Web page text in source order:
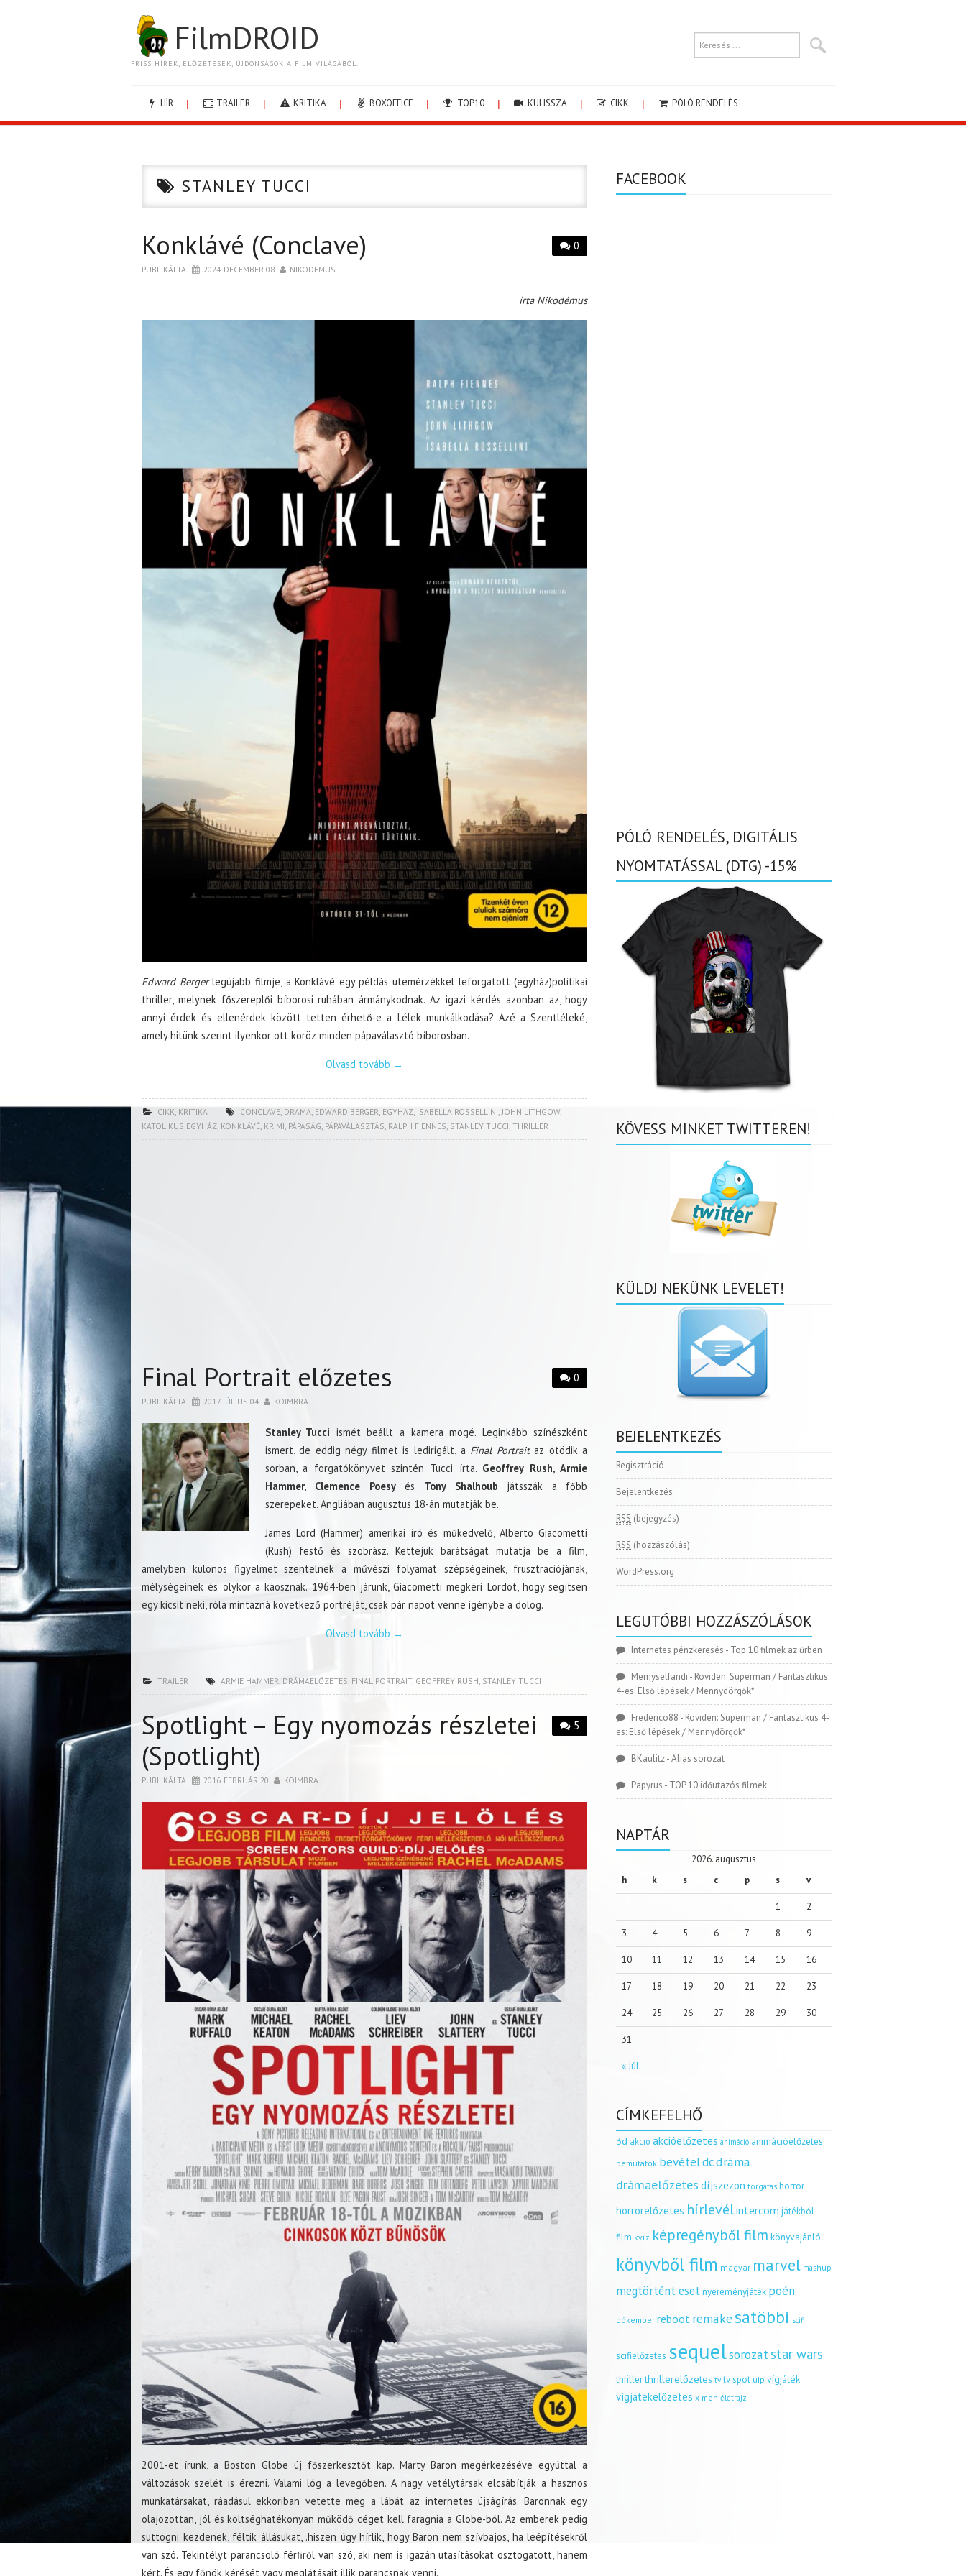
FilmDROID
FRISS HÍREK, ELŐZETESEK, ÚJDONSÁGOK A FILM VILÁGÁBÓL.
HÍR TRAILER KRITIKA BOXOFFICE TOP10 KULISSZA CIKK PÓLÓ RENDELÉS
STANLEY TUCCI
0
Konklávé (Conclave)
PUBLIKÁLTA 2024. DECEMBER 08. NIKODEMUS
írta Nikodémus
Edward Bergerlegújabb filmje, a Konklávé egy példás ütemérzékkel leforgatott (egyház)politikai
thriller, melynek főszereplői bíborosi ruhában ármánykodnak. Az igazi kérdés azonban az, hogy
annyi érdek és ellenérdek között tetten érhető-e a Lélek munkálkodása? Azé a Szentléleké,
amely hitünk szerint ilyenkor ott köröz minden pápaválasztó bíborosban.
Olvasd tovább →
CIKK, KRITIKA CONCLAVE, DRÁMA, EDWARD BERGER, EGYHÁZ, ISABELLA ROSSELLINI,JOHN LITHGOW,
KATOLIKUS EGYHÁZ, KONKLÁVÉ, KRIMI, PÁPASÁG, PÁPAVÁLASZTÁS, RALPH FIENNES, STANLEY TUCCI, THRILLER
0
Final Portrait előzetes
PUBLIKÁLTA 2017. JÚLIUS 04. KOIMBRA
Stanley Tucci ismét beállt a kamera mögé. Leginkább színészként
ismert, de eddig négy filmet is ledirigált, a Final Portraitaz ötödik a
sorban, a forgatókönyvet szintén Tucci írta. Geoffrey Rush, Armie
Hammer, Clemence Poesyés Tony Shalhoub játsszák a főbb
szerepeket. Angliában augusztus 18-án mutatják be.
James Lord (Hammer) amerikai író és műkedvelő, Alberto Giacometti
(Rush) festő és szobrász. Kettejük barátságát mutatja be a film,
amelyben különös figyelmet szentelnek a művészi folyamat szépségeinek, frusztrációjának,
mélységeinek és olykor a káosznak. 1964-ben járunk, Giacometti megkéri Lordot, hogy segítsen
egy kicsit neki, róla mintázná következő portréját, csak pár napot venne igénybe a dolog.
Olvasd tovább →
TRAILER ARMIE HAMMER, DRÁMAELŐZETES, FINAL PORTRAIT, GEOFFREY RUSH, STANLEY TUCCI
5
Spotlight – Egy nyomozás részletei
(Spotlight)
PUBLIKÁLTA 2016. FEBRUÁR 20. KOIMBRA
2001-et írunk, a Boston Globe új főszerkesztőt kap. Marty Baron megérkezéséve egyúttal a
változások szelét is érezni. Valami lóg a levegőben. A nagy vetélytársak elcsábítják a hasznos
munkatársakat, ráadásul ekkoriban vetette meg a lábát az internetes újságírás. Baronnak egy
olajozottan, jól és költséghatékonyan működő céget kell faragnia a Globe-ból. Az emberek pedig
suttogni kezdenek, féltik állásukat, .hiszen úgy hírlik, hogy Baron nem szívbajos, ha leépítésekről
van szó. Tekintélyt parancsoló férfiről van szó, aki nem is igazán utasításokat osztogatott, hanem
kért. És egy főnök kérését vagy meglátásait illik parancsnak venni.
FACEBOOK
PÓLÓ RENDELÉS, DIGITÁLIS
NYOMTATÁSSAL (DTG) -15%
KÖVESS MINKET TWITTEREN!
KÜLDJ NEKÜNK LEVELET!
BEJELENTKEZÉS
Regisztráció
Bejelentkezés
RSS (bejegyzés)
RSS (hozzászólás)
WordPress.org
LEGUTÓBBI HOZZÁSZÓLÁSOK
Internetes pénzkeresés - Top 10 filmek az űrben
Memyselfandi - Röviden: Superman / Fantasztikus
4-es: Első lépések / Mennydörgők*
Frederico88 - Röviden: Superman / Fantasztikus 4-
es: Első lépések / Mennydörgők*
BKaulitz-Alias sorozat
Papyrus - TOP 10 időutazós filmek
NAPTÁR
2026. augusztus
h
k s c p s v
« Júl
1 2
3 4 5 6 7 8 9
10 11 12 13 14 15 16
17 18 19 20 21 22 23
24 25 26 27 28 29 30
31
CÍMKEFELHŐ
3d akció akcióelőzetes animáció animációelőzetes
bemutatók bevételdcdráma
drámaelőzetes díjszezon forgatás horror
horrorelőzetes hírlevélintercom játékból
film kvíz képregényből film könyvajánló
könyvből film magyar marvel mashup
megtörtént esetnyereményjáték poén
pókember reboot remakesatöbbi scifi
scifielőzetes sequelsorozatstar wars
thrillerthrillerelőzetes tv tv spot uip vígjáték
vígjátékelőzetes x men életrajz